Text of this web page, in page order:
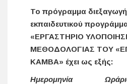
Το πρόγραμμα
εκπαιδευτικού
«ΕΡΓΑΣΤΗΡΙΟ
ΜΕΘΟΔΟΛΟΓΙΑΣ ΤΟΥ
ΚΑΜΒΑ» έχει ως εξής:
Ημερομηνία